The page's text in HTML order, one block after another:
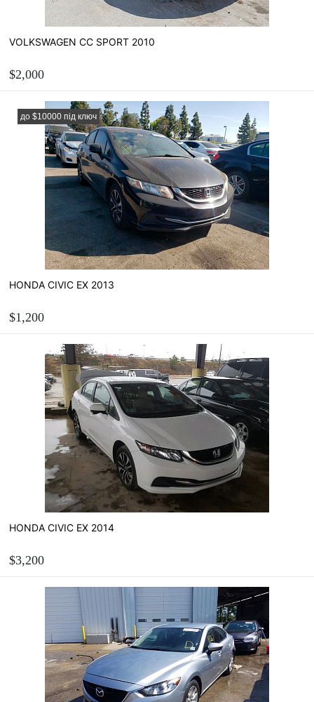
VOLKSWAGEN CC SPORT 2010
$2,000
ЗАМОВИТИ
Розрахувати вартість пригону
до $10000 під ключ
HONDA CIVIC EX 2013
$1,200
ЗАМОВИТИ
Розрахувати вартість пригону
HONDA CIVIC EX 2014
$3,200
ЗАМОВИТИ
Розрахувати вартість пригону